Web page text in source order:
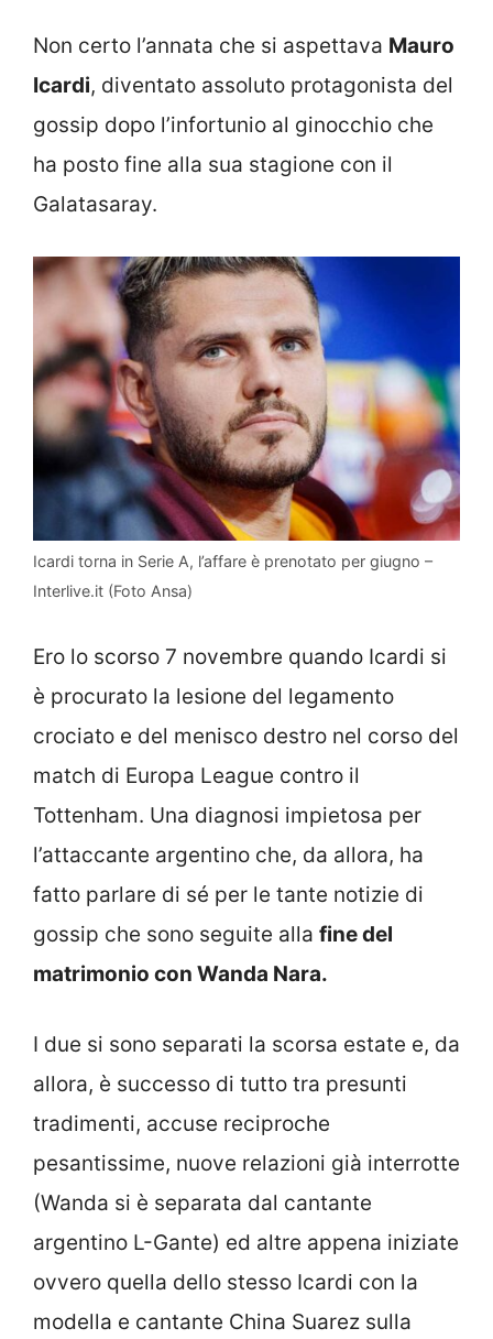
Non certo l’annata che si aspettava Mauro
Icardi, diventato assoluto protagonista del
gossip dopo l’infortunio al ginocchio che
ha posto fine alla sua stagione con il
Galatasaray.
Icardi torna in Serie A, l’affare è prenotato per giugno –
Interlive.it (Foto Ansa)
Ero lo scorso 7 novembre quando Icardi si
è procurato la lesione del legamento
crociato e del menisco destro nel corso del
match di Europa League contro il
Tottenham. Una diagnosi impietosa per
l’attaccante argentino che, da allora, ha
fatto parlare di sé per le tante notizie di
gossip che sono seguite alla fine del
matrimonio con Wanda Nara.
I due si sono separati la scorsa estate e, da
allora, è successo di tutto tra presunti
tradimenti, accuse reciproche
pesantissime, nuove relazioni già interrotte
(Wanda si è separata dal cantante
argentino L-Gante) ed altre appena iniziate
ovvero quella dello stesso Icardi con la
modella e cantante China Suarez sulla